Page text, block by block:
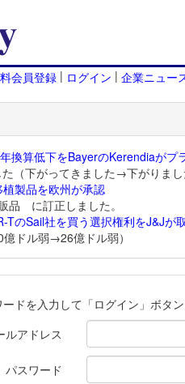
会員登録 | ログイン | 企業ニュー
換算低下をBayerのKerendiaがプ
（下がってきました→下がりまし
製品を欧州が承認
品 に訂正しました。
TのSail社を買う選択権利をJ&Jが
ドル弱→26億ドル弱）
ドを入力して「ログイン」ボタン
ルアドレス
パスワード